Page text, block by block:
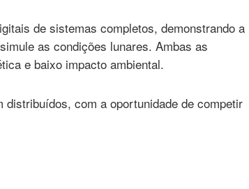
de sistemas completos, demonstrando a
as condições lunares. Ambas as
e baixo impacto ambiental.
com a oportunidade de competir